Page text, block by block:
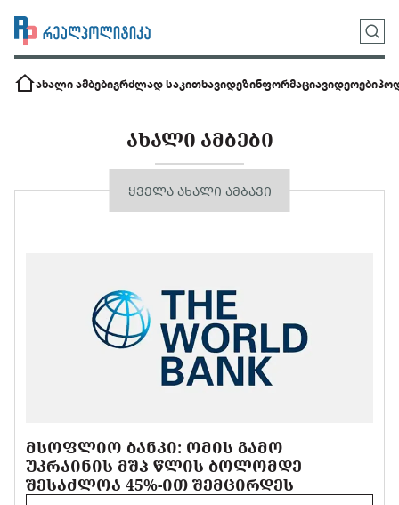
ახალი ამბებიგრძლად საკითხავიდეზინფორმაციავიდეოები
ᲐᲮᲐᲚᲘ ᲐᲛᲑᲔᲑᲘ
ᲧᲕᲔᲚᲐ ᲐᲮᲐᲚᲘ ᲐᲛᲑᲐᲕᲘ
ᲛᲡᲝᲤᲚᲘᲝ ᲑᲐᲜᲙᲘ: ᲝᲛᲘᲡ ᲒᲐᲛᲝ
ᲣᲙᲠᲐᲘᲜᲘᲡ ᲛᲨᲞ ᲬᲚᲘᲡ ᲑᲝᲚᲝᲛᲓᲔ
ᲨᲔᲡᲐᲫᲚᲝᲐ 45%-ᲘᲗ ᲨᲔᲛᲪᲘᲠᲓᲔᲡ